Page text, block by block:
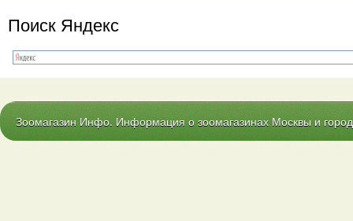
Поиск Яндекс
Зоомагазин Инфо. Информация о зоомагазинах Москвы и